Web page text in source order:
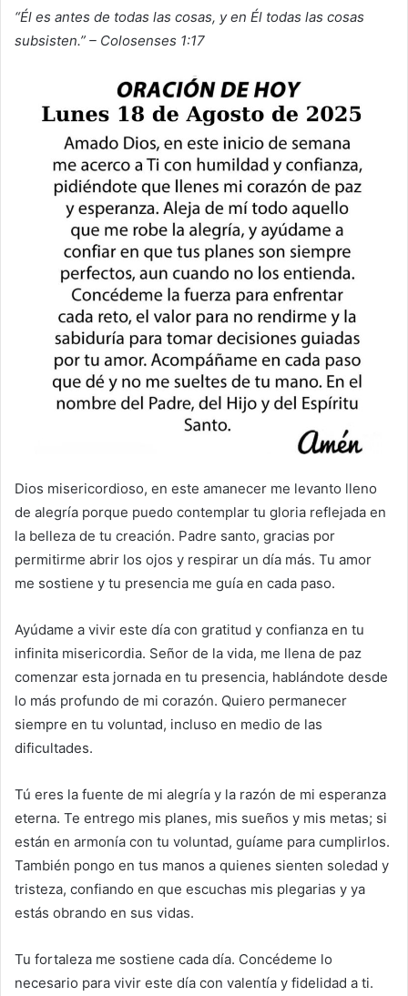
“Él es antes de todas las cosas, y en Él todas las cosas
subsisten.” – Colosenses 1:17
Dios misericordioso, en este amanecer me levanto lleno
de alegría porque puedo contemplar tu gloria reflejada en
la belleza de tu creación. Padre santo, gracias por
permitirme abrir los ojos y respirar un día más. Tu amor
me sostiene y tu presencia me guía en cada paso.
Ayúdame a vivir este día con gratitud y confianza en tu
infinita misericordia. Señor de la vida, me llena de paz
comenzar esta jornada en tu presencia, hablándote desde
lo más profundo de mi corazón. Quiero permanecer
siempre en tu voluntad, incluso en medio de las
dificultades.
Tú eres la fuente de mi alegría y la razón de mi esperanza
eterna. Te entrego mis planes, mis sueños y mis metas; si
están en armonía con tu voluntad, guíame para cumplirlos.
También pongo en tus manos a quienes sienten soledad y
tristeza, confiando en que escuchas mis plegarias y ya
estás obrando en sus vidas.
Tu fortaleza me sostiene cada día. Concédeme lo
necesario para vivir este día con valentía y fidelidad a ti.